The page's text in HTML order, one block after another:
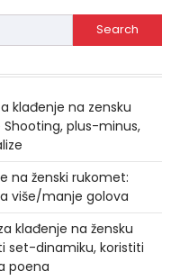
Search
klađenje na zensku
Shooting, plus-minus,
na ženski rukomet:
više/manje golova
klađenje na žensku
set-dinamiku, koristiti
poena